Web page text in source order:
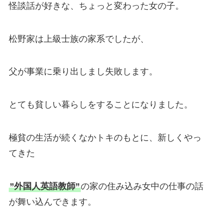
怪談話が好きな、ちょっと変わった女の子。
松野家は上級士族の家系でしたが、
父が事業に乗り出しまし失敗します。
とても貧しい暮らしをすることになりました。
極貧の生活が続くなかトキのもとに、新しくやっ
てきた
”外国人英語教師”の家の住み込み女中の仕事の話
が舞い込んできます。